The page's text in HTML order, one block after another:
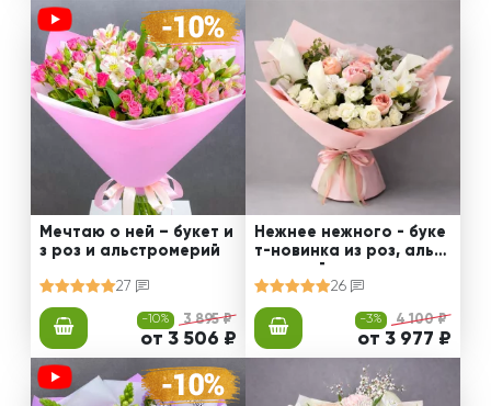
Мечтаю о ней – букет и
з роз и альстромерий
27
-10% 3 895 ₽
от 3 506 ₽
Нежнее нежного - буке
т-новинка из роз, альст
ромерий и калл
26
-3% 4 100 ₽
от 3 977 ₽